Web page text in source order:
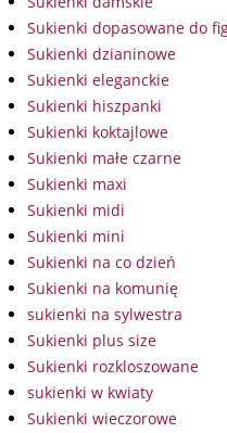
Sukienki dopasowane do
Sukienki dzianinowe
Sukienki eleganckie
Sukienki hiszpanki
Sukienki koktajlowe
Sukienki małe czarne
Sukienki maxi
Sukienki midi
Sukienki mini
Sukienki na co dzień
Sukienki na komunię
sukienki na sylwestra
Sukienki plus size
Sukienki rozkloszowane
sukienki w kwiaty
Sukienki wieczorowe